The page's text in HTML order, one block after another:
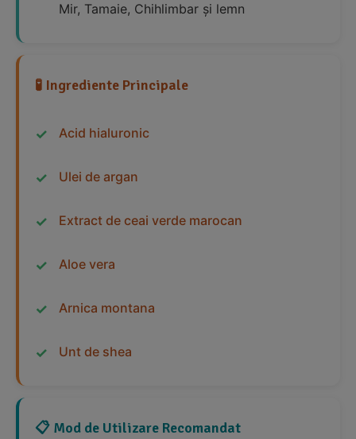
Mir, Tamaie, Chihlimbar și lemn
🧪 Ingrediente Principale
Acid hialuronic
Ulei de argan
Extract de ceai verde marocan
Aloe vera
Arnica montana
Unt de shea
📋 Mod de Utilizare Recomandat